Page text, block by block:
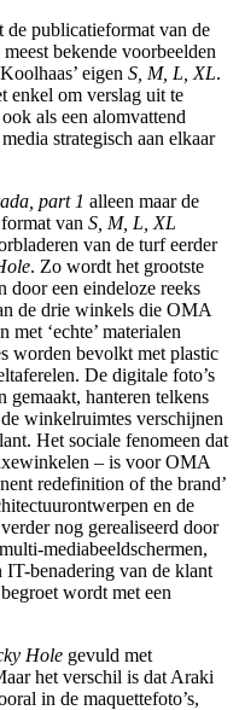
de publicatieformat van de
bekende voorbeelden
eigen S, M, L, XL.
enkel om verslag uit te
als een alomvattend
strategisch aan elkaar
part 1 alleen maar de
van S, M, L, XL
van de turf eerder
. Zo wordt het grootste
door een eindeloze reeks
de drie winkels die OMA
‘echte’ materialen
worden bevolkt met plastic
De digitale foto’s
gemaakt, hanteren telkens
winkelruimtes verschijnen
Het sociale fenomeen dat
– is voor OMA
redefinition of the brand’
en de
nog gerealiseerd door
mediabeeldschermen,
IT-benadering van de klant
wordt met een
Hole gevuld met
het verschil is dat Araki
in de maquettefoto’s,